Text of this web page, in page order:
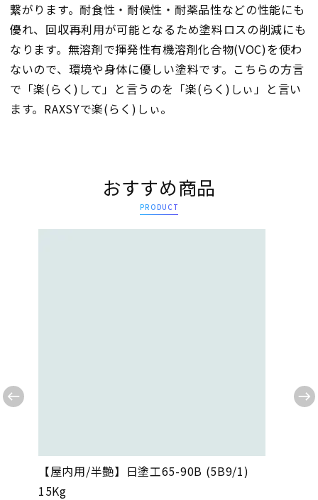
繋がります。耐食性・耐候性・耐薬品性などの性能にも
優れ、回収再利用が可能となるため塗料ロスの削減にも
なります。無溶剤で揮発性有機溶剤化合物(VOC)を使わ
ないので、環境や身体に優しい塗料です。こちらの方言
で「楽(らく)して」と言うのを「楽(らく)しぃ」と言い
ます。RAXSYで楽(らく)しぃ。
おすすめ商品
PRODUCT
【屋内用/半艶】日塗工65-90B (5B9/1)
15Kg